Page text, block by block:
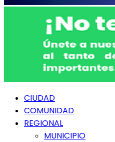
Menú
principal
CIUDAD
COMUNIDAD
REGIONAL
MUNICIPIO